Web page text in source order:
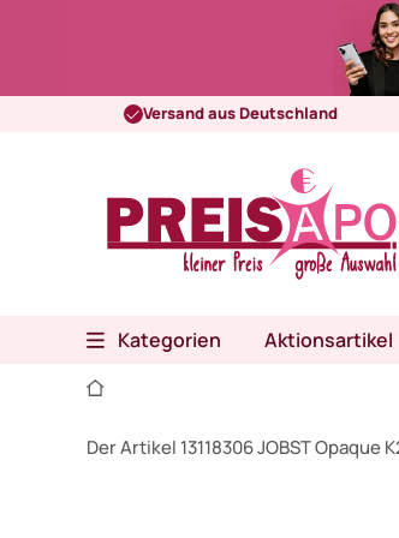
Versand aus Deutschland
Kategorien Aktionsartikel
Der Artikel 13118306 JOBST